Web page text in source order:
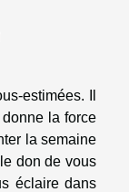
estimées. Il
la force
la semaine
don de vous
éclaire dans